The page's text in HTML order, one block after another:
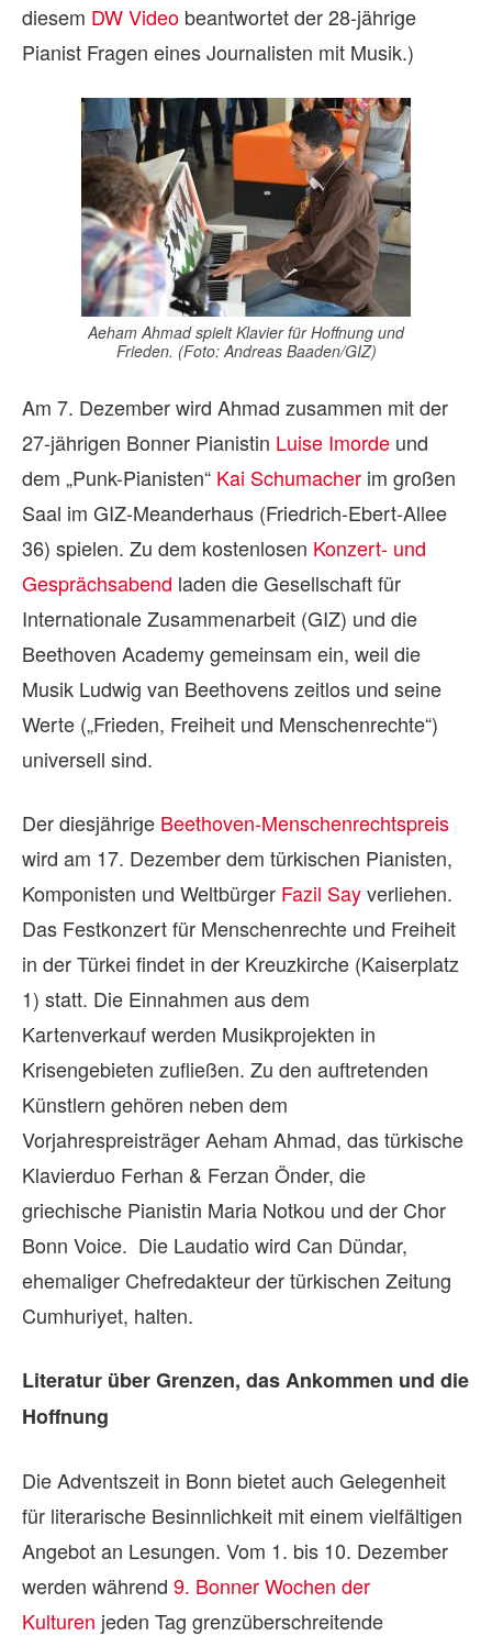
diesem DW Video beantwortet der 28-jährige
Pianist Fragen eines Journalisten mit Musik.)
Aeham Ahmad spielt Klavier für Hoffnung und
Frieden. (Foto: Andreas Baaden/GIZ)
Am 7. Dezember wird Ahmad zusammen mit der
27-jährigen Bonner Pianistin Luise Imorde und
dem „Punk-Pianisten“ Kai Schumacher im großen
Saal im GIZ-Meanderhaus (Friedrich-Ebert-Allee
36) spielen. Zu dem kostenlosen Konzert- und
Gesprächsabend laden die Gesellschaft für
Internationale Zusammenarbeit (GIZ) und die
Beethoven Academy gemeinsam ein, weil die
Musik Ludwig van Beethovens zeitlos und seine
Werte („Frieden, Freiheit und Menschenrechte“)
universell sind.
Der diesjährige Beethoven-Menschenrechtspreis
wird am 17. Dezember dem türkischen Pianisten,
Komponisten und Weltbürger Fazil Sayverliehen.
Das Festkonzert für Menschenrechte und Freiheit
in der Türkei findet in der Kreuzkirche (Kaiserplatz
1) statt. Die Einnahmen aus dem
Kartenverkauf werden Musikprojekten in
Krisengebieten zufließen. Zu den auftretenden
Künstlern gehören neben dem
Vorjahrespreisträger Aeham Ahmad, das türkische
Klavierduo Ferhan & Ferzan Önder, die
griechische Pianistin Maria Notkou und der Chor
Bonn Voice. Die Laudatio wird Can Dündar,
ehemaliger Chefredakteur der türkischen Zeitung
Cumhuriyet, halten.
Literatur über Grenzen, das Ankommen und die
Hoffnung
Die Adventszeit in Bonn bietet auch Gelegenheit
für literarische Besinnlichkeit mit einem vielfältigen
Angebot an Lesungen. Vom 1. bis 10. Dezember
werden während 9. Bonner Wochen der
Kulturen jeden Tag grenzüberschreitende